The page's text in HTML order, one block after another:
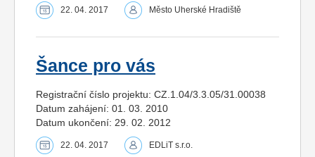
22. 04. 2017 Město Uherské Hradiště
Šance pro vás
Registrační číslo projektu: CZ.1.04/3.3.05/31.00038
Datum zahájení: 01. 03. 2010
Datum ukončení: 29. 02. 2012
22. 04. 2017 EDLiT s.r.o.